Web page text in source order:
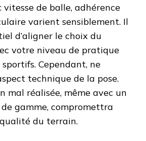
vitesse de balle, adhérence
varient sensiblement. Il
d’aligner le choix du
votre niveau de pratique
Cependant, ne
technique de la pose.
mal réalisée, même avec un
gamme, compromettra
du terrain.